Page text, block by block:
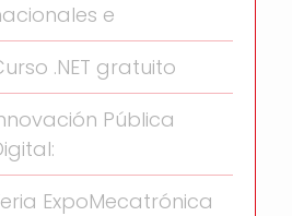
e
.NET gratuito
Pública
ExpoMecatrónica